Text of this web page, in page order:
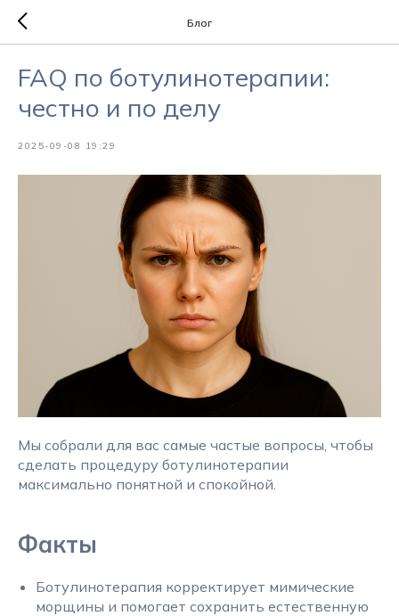
Блог
FAQ по ботулинотерапии:
честно и по делу
2025-09-08 19:29
Мы собрали для вас самые частые вопросы, чтобы
сделать процедуру ботулинотерапии
максимально понятной и спокойной.
Факты
Ботулинотерапия корректирует мимические
морщины и помогает сохранить естественную